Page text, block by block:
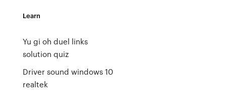
Learn
Yu gi oh duel links
solution quiz
Driver sound windows 10
realtek